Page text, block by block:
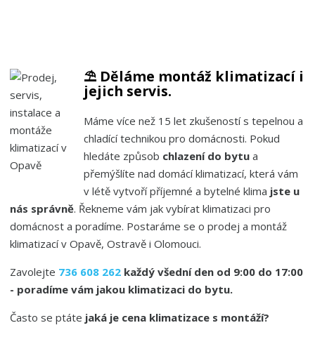
⛱️ Děláme montáž klimatizací i
jejich servis.
Máme více než 15 let zkušeností s tepelnou a
chladící technikou pro domácnosti. Pokud
hledáte způsob chlazení do bytua
přemýšlíte nad domácí klimatizací, která vám
v létě vytvoří příjemné a bytelné klima jste u
nás správně. Řekneme vám jak vybírat klimatizaci pro
domácnost a poradíme. Postaráme se o prodej a montáž
klimatizací v Opavě, Ostravě i Olomouci.
Zavolejte 736 608 262 každý všední den od 9:00 do 17:00
- poradíme vám jakou klimatizaci do bytu.
Často se ptáte jaká je cena klimatizace s montáží?